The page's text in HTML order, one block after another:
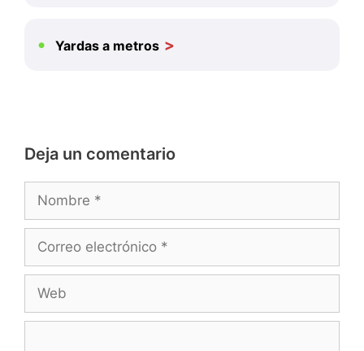
Yardas a metros
Deja un comentario
Nombre
Correo
Web